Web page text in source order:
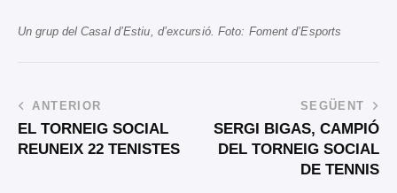
Un grup del Casal d’Estiu, d’excursió. Foto: Foment d’Esports
ANTERIOR
EL TORNEIG SOCIAL
REUNEIX 22 TENISTES
SEGÜENT
SERGI BIGAS, CAMPIÓ
DEL TORNEIG SOCIAL
DE TENNIS